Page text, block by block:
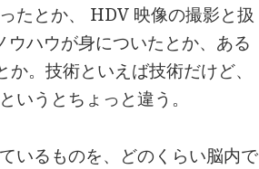
たとか、 HDV 映像の撮影と扱
ハウが身についたとか、ある
。技術といえば技術だけど、
いうとちょっと違う。
いるものを、どのくらい脳内で